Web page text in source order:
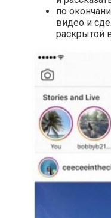
по
видео и
раскрытой